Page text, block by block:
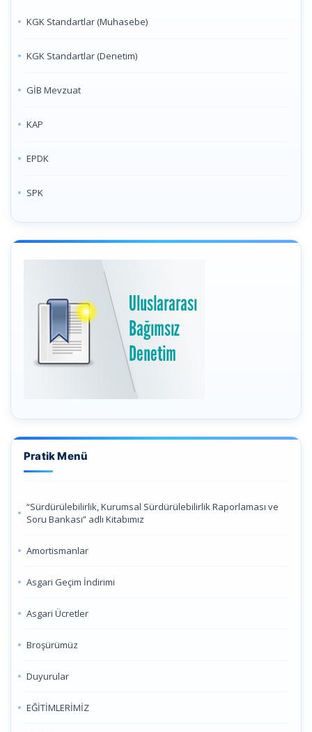
KGK Standartlar (Muhasebe)
KGK Standartlar (Denetim)
GİB Mevzuat
KAP
EPDK
SPK
Pratik Menü
“Sürdürülebilirlik, Kurumsal Sürdürülebilirlik Raporlaması ve
Soru Bankası” adlı Kitabımız
Amortismanlar
Asgari Geçim İndirimi
Asgari Ücretler
Broşürümüz
Duyurular
EĞİTİMLERİMİZ